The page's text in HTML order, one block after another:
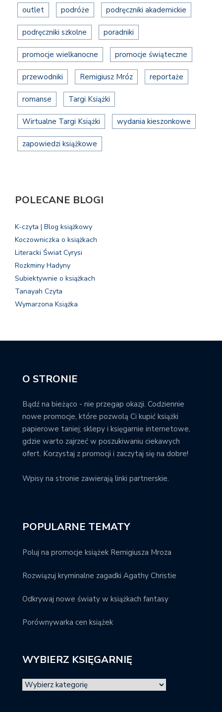
outlet podróże podręczniki akademickie
podręczniki szkolne poradniki
promocje wielkanocne promocje świąteczne
przewodniki Remigiusz Mróz reportaże
romanse Targi Książki
Wirtualne Targi Książki wydania kieszonkowe
zapowiedzi książkowe
POLECANE BLOGI
K-czyta | Blog książkowy
Koczowniczka o książkach
Literacki Świat Cyrysi
Rozkminy Hadyny
Subiektywnie o książkach
Tanayah Czyta
Wymarzona Książka
O STRONIE
Bądź na bieżąco - nie przegap okazji. Codziennie
nowe promocje, które pozwolą Ci kupić książki
papierowe taniej; sklepy i księgarnie internetowe,
gdzie warto zajrzeć w poszukiwaniu ciekawych
ofert. Korzystaj z promocji i zaczytaj się na dobre!
Wpisy na stronie zawierają linki partnerskie.
POPULARNE TEMATY
Poluj na promocje książek Remigiusza Mroza
Rozwiązuj kryminalne zagadki Agathy Christie
Odkrywaj nowe światy w książkach fantasy
Porównywarka cen książek
WYBIERZ KSIĘGARNIĘ